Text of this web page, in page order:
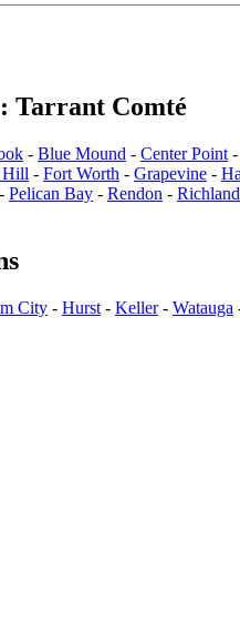
Tarrant Comté
- Blue Mound - Center Point
Hill - Fort Worth - Grapevine -
- Pelican Bay - Rendon -
City - Hurst - Keller- Watauga